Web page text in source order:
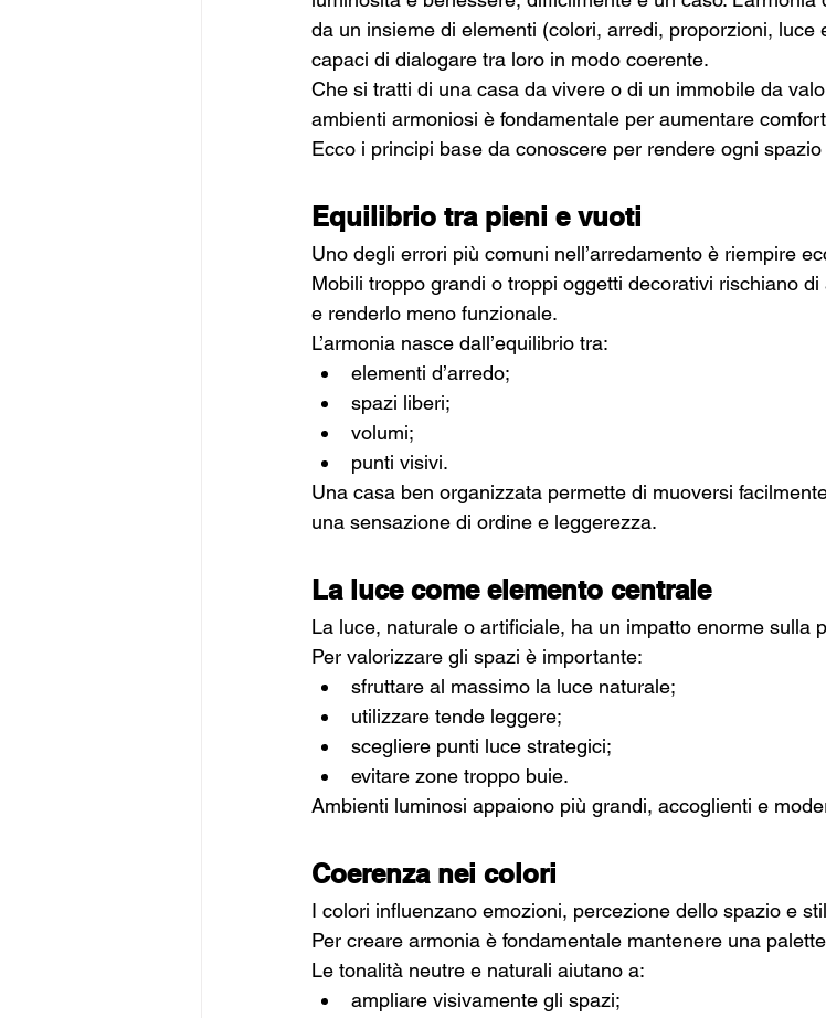
da un insieme di elementi (colori, arredi, proporzioni, luce
capaci di dialogare tra loro in modo coerente.
Che si tratti di una casa da vivere o di un immobile da
ambienti armoniosi è fondamentale per aumentare
Ecco i principi base da conoscere per rendere ogni
Equilibrio tra pieni e vuoti
Uno degli errori più comuni nell’arredamento è riempire
Mobili troppo grandi o troppi oggetti decorativi rischiano
e renderlo meno funzionale.
L’armonia nasce dall’equilibrio tra:
elementi d’arredo;
spazi liberi;
volumi;
punti visivi.
Una casa ben organizzata permette di muoversi
una sensazione di ordine e leggerezza.
La luce come elemento centrale
La luce, naturale o artificiale, ha un impatto enorme sulla
Per valorizzare gli spazi è importante:
sfruttare al massimo la luce naturale;
utilizzare tende leggere;
scegliere punti luce strategici;
evitare zone troppo buie.
Ambienti luminosi appaiono più grandi, accoglienti e
Coerenza nei colori
I colori influenzano emozioni, percezione dello spazio e
Per creare armonia è fondamentale mantenere una
Le tonalità neutre e naturali aiutano a:
ampliare visivamente gli spazi;